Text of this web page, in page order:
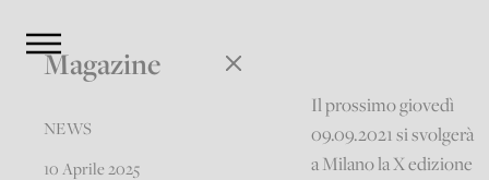
Magazine
NEWS
10 Aprile 2025
Il prossimo giovedì
09.09.2021 si svolgerà
a Milano la X edizione